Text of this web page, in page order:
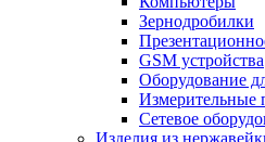
Зернодробилки
GSM устройства
Оборудование
Измерительные
Сетевое
Изделия из